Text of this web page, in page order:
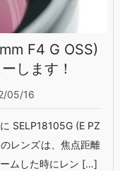
F4 G OSS)
します！
05/16
SELP18105G (E PZ
レンズは、焦点距離
ムした時にレン […]